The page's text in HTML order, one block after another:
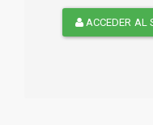
ACCEDER AL